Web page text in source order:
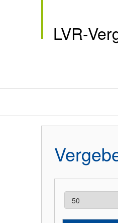
LVR-